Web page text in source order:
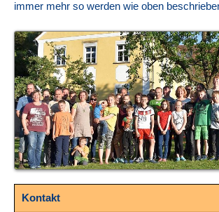
immer mehr so werden wie oben
Kontakt